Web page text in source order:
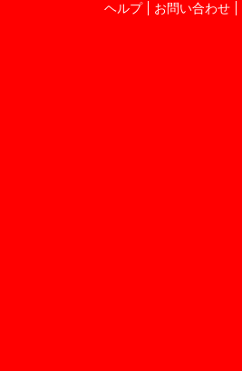
ヘルプ
お問い合わせ